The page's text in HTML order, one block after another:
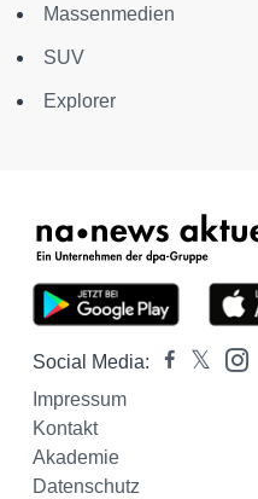
Massenmedien
SUV
Explorer
Social Media:
Impressum
Kontakt
Akademie
Datenschutz